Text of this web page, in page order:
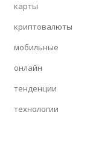
карты
криптовалюты
мобильные
онлайн
тенденции
технологии